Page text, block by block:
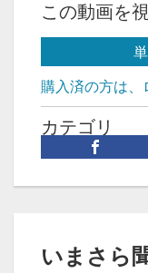
この動画を
購入済の方は、
カテゴリ
先生別>阿部 重利
いまさら